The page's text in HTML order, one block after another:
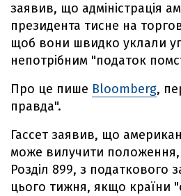
заявив, що адміністрація
президента тисне на
щоб вони швидко уклали
непотрібним "податок
Про це пише Bloomberg,
правда".
Гассет заявив, що
може вилучити положення,
Розділ 899, з податкового
цього тижня, якщо країни